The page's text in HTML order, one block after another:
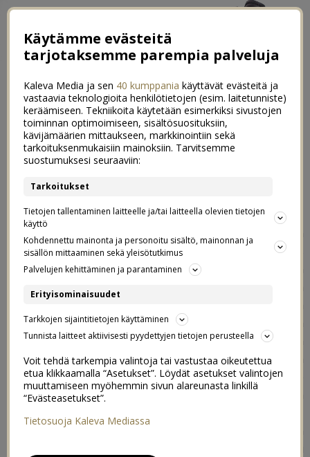
Yöimetyksen lopetus & taapero
nukkuu koko yön
Noniin! Nyt luvassa viimeinkin tämä postaus, jota lupailin
teille kirjoittavani kunhan ollaan saatu yöimetys
päätökseen. Meillä oli yöimetyksen lopetukselle ja lapsen
yksin nukkumiselle sellainen takaraja, että oltiin
lähdössä syyskuun lopussa reissuun ja reissussa
haluttiin rauhassa valvoa aikuisten kesken iltaisin sitten
kun lapset ovat jo nukkumassa. Tiedettiin koko kesän
ajan, että ollaan lähdössä reissuun ja ajateltiin aina, että
kyllä me ehditään harjoitella unihommat, kyllä me
ehditään. No, kaksi viikkoa ennen reissuun lähtöä
08/09. Nyt kerron teille, miten edettiin siitä siihen
Käytämme evästeitä
tarjotaksemme parempia palveluja
Kaleva Media ja sen 40 kumppania käyttävät evästeitä ja
vastaavia teknologioita henkilötietojen (esim. laitetunniste)
keräämiseen. Tekniikoita käytetään esimerkiksi sivustojen
toiminnan optimoimiseen, sisältösuosituksiin,
kävijämäärien mittaukseen, markkinointiin sekä
tarkoituksenmukaisiin mainoksiin. Tarvitsemme
suostumuksesi seuraaviin:
Tarkoitukset
Tietojen tallentaminen laitteelle ja/tai laitteella olevien tietojen
käyttö
Kohdennettu mainonta ja personoitu sisältö, mainonnan ja
sisällön mittaaminen sekä yleisötutkimus
Palvelujen kehittäminen ja parantaminen
Erityisominaisuudet
Tarkkojen sijaintitietojen käyttäminen
Tunnista laitteet aktiivisesti pyydettyjen tietojen perusteella
Voit tehdä tarkempia valintoja tai vastustaa oikeutettua
etua klikkaamalla “Asetukset”. Löydät asetukset valintojen
muuttamiseen myöhemmin sivun alareunasta linkillä
“Evästeasetukset”.
Tietosuoja Kaleva Mediassa